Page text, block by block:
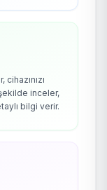
inceler,
bilgi verir.